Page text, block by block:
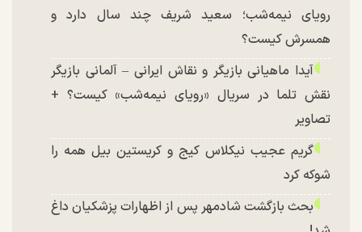
رویای نیمه‌شب؛ سعید شریف چند سال دارد و
همسرش کیست؟
آیدا ماهیانی بازیگر و نقاش ایرانی – آلمانی بازیگر
نقش تلما در سریال «رویای نیمه‌شب» کیست؟ +
تصاویر
گریم عجیب نیکلاس کیج و کریستین بیل همه را
شوکه کرد
بحث بازگشت شادمهر پس از اظهارات پزشکیان داغ